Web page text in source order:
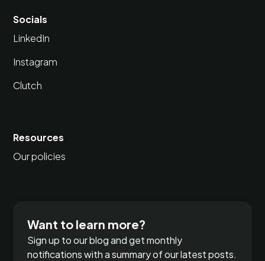
Socials
LinkedIn
Instagram
Clutch
Resources
Our policies
Want to learn more?
Sign up to our blog and get monthly
notifications with a summary of our latest posts.